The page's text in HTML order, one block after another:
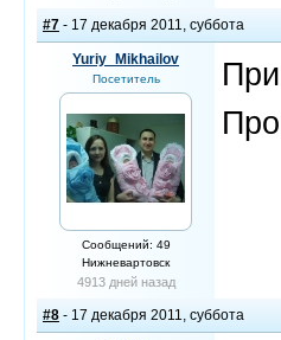
#7 - 17 декабря 2011, суббота
Yuriy_Mikhailov
Посетитель
Сообщений: 49
Нижневартовск
4913 дней назад
#8 - 17 декабря 2011, суббота